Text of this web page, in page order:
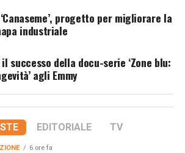
progetto per migliorare la
industriale
successo della docu-serie ‘Zone blu:
agli Emmy
EDITORIALE TV
6 ore fa